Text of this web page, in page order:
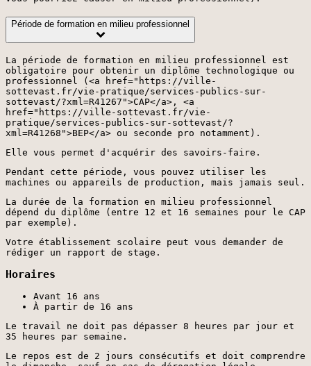
Période de formation en milieu professionnel
La période de formation en milieu professionnel est
obligatoire pour obtenir un diplôme technologique ou
professionnel (<a href="https://ville-
sottevast.fr/vie-pratique/services-publics-sur-
sottevast/?xml=R41267">CAP</a>, <a
href="https://ville-sottevast.fr/vie-
pratique/services-publics-sur-sottevast/?
xml=R41268">BEP</a> ou seconde pro notamment).
Elle vous permet d'acquérir des savoirs-faire.
Pendant cette période, vous pouvez utiliser les
machines ou appareils de production, mais jamais seul.
La durée de la formation en milieu professionnel
dépend du diplôme (entre 12 et 16 semaines pour le CAP
par exemple).
Votre établissement scolaire peut vous demander de
rédiger un rapport de stage.
Horaires
Avant 16 ans
À partir de 16 ans
Le travail ne doit pas dépasser 8 heures par jour et
35 heures par semaine.
Le repos est de 2 jours consécutifs et doit comprendre